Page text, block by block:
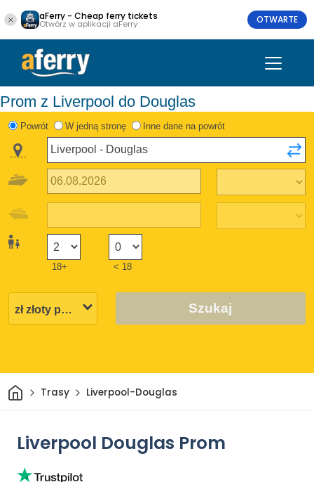
aFerry - Cheap ferry tickets
Otwórz w aplikacji aFerry OTWARTE
Prom z Liverpool do Douglas
Powrót W jedną stronę Inne dane na powrót
18+ < 18
Szukaj
DomTrasy Liverpool-Douglas
Liverpool Douglas Prom